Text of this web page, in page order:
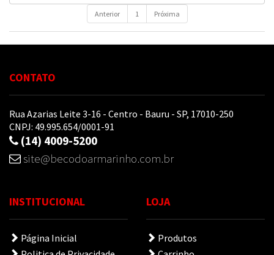
Anterior 1 Próxima
CONTATO
Rua Azarias Leite 3-16 - Centro - Bauru - SP, 17010-250
CNPJ: 49.995.654/0001-91
(14) 4009-5200
site@becodoarmarinho.com.br
INSTITUCIONAL
Página Inicial
LOJA
Produtos